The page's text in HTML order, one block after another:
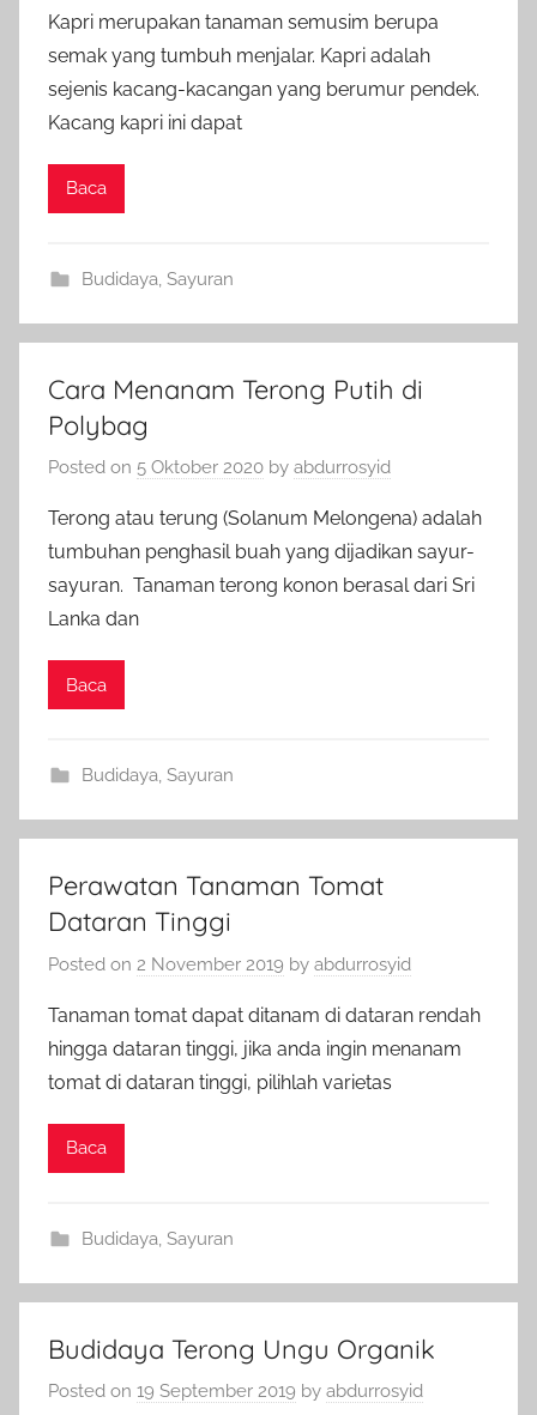
Kapri merupakan tanaman semusim berupa
semak yang tumbuh menjalar. Kapri adalah
sejenis kacang-kacangan yang berumur pendek.
Kacang kapri ini dapat
Baca
Budidaya Sayuran
Cara Menanam Terong Putih di
Polybag
Posted on 5 Oktober 2020 by abdurrosyid
Terong atau terung (Solanum Melongena) adalah
tumbuhan penghasil buah yang dijadikan sayur-
sayuran. Tanaman terong konon berasal dari Sri
Lanka dan
Baca
Budidaya, Sayuran
Perawatan Tanaman Tomat
Dataran Tinggi
Posted on 2 November 2019 by abdurrosyid
Tanaman tomat dapat ditanam di dataran rendah
hingga dataran tinggi, jika anda ingin menanam
tomat di dataran tinggi, pilihlah varietas
Baca
Budidaya Sayuran
Budidaya Terong Ungu Organik
Posted on 19 September 2019 by abdurrosyid